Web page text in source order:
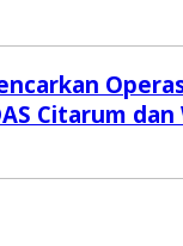
Citarum